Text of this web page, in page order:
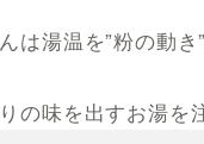
は湯温を”粉の動き
の味を出すお湯を